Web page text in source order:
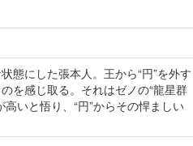
態にした張本人。王から“円”を外す
を感じ取る。それはゼノの“龍星群
いと悟り、“円”からその悍ましい